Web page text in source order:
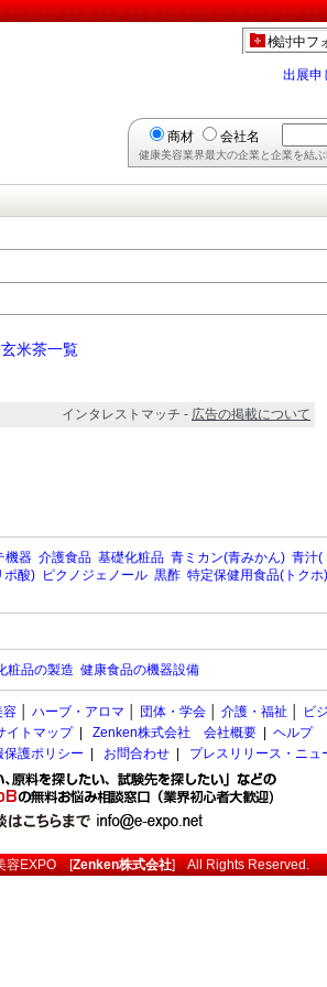
検討中フ
出展申
商材 会社名
健康美容業界最大の企業と企業を結
玄米茶一覧
インタレストマッチ - 広告の掲載について
機器 介護食品 基礎化粧品 青ミカン(青みかん) 青汁(
ポ酸) ピクノジェノール 黒酢 特定保健用食品(トクホ)
粧品の製造 健康食品の機器設備
容 ハーブ・アロマ 団体・学会 介護・福祉
ビ
イトマップ| Zenken株式会社 会社概要
ヘルプ
保護ポリシー お問合わせ プレスリリース・ニュ
容EXPO[Zenken株式会社] All Rights Reserved.